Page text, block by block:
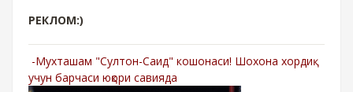
РЕКЛОМ:)
-Мухташам "Султон-Саид" кошонаси! Шохона хордиқ
учун барчаси юқори савияда